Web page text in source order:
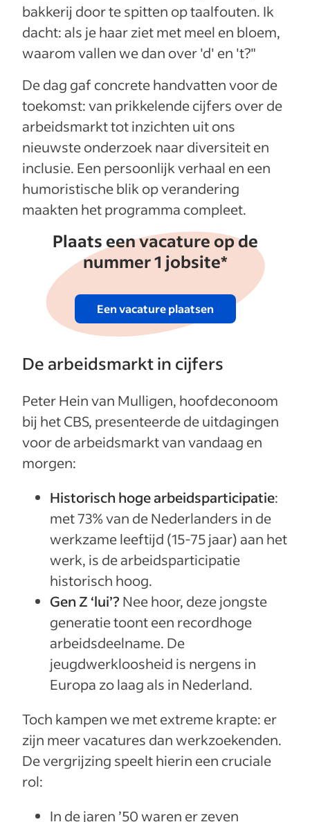
bakkerij door te spitten op taalfouten. Ik
dacht: als je haar ziet met meel en bloem,
waarom vallen we dan over 'd' en 't?"
De dag gaf concrete handvatten voor de
toekomst: van prikkelende cijfers over de
arbeidsmarkt tot inzichten uit ons
nieuwste onderzoek naar diversiteit en
inclusie. Een persoonlijk verhaal en een
humoristische blik op verandering
maakten het programma compleet.
Plaats een vacature op de
nummer 1 jobsite*
Een vacature plaatsen
De arbeidsmarkt in cijfers
Peter Hein van Mulligen, hoofdeconoom
bij het CBS, presenteerde de uitdagingen
voor de arbeidsmarkt van vandaag en
morgen:
Historisch hoge arbeidsparticipatie:
met 73% van de Nederlanders in de
werkzame leeftijd (15-75 jaar) aan het
werk, is de arbeidsparticipatie
historisch hoog.
Gen Z ‘lui’? Nee hoor, deze jongste
generatie toont een recordhoge
arbeidsdeelname. De
jeugdwerkloosheid is nergens in
Europa zo laag als in Nederland.
Toch kampen we met extreme krapte: er
zijn meer vacatures dan werkzoekenden.
De vergrijzing speelt hierin een cruciale
rol:
In de jaren ’50 waren er zeven